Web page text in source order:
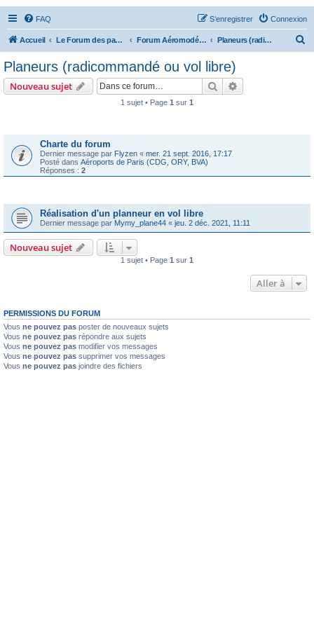
FAQ Connexion
S’enregistrer
Accueil Le Forum des passionnés d'aviation Forum Aéromodélisme Planeurs (radicommandé ou vol libre)
Planeurs (radicommandé ou vol libre)
Nouveau sujet Rechercher
1 sujet • Page 1 sur 1
Charte du forum
Dernier message par Flyzen « mer. 21 sept. 2016, 17:17
Posté dans Aéroports de Paris (CDG, ORY, BVA)
Réponses : 2
Réalisation d'un planneur en vol libre
Dernier message par Mymy_plane44 « jeu. 2 déc. 2021, 11:11
Nouveau sujet
1 sujet • Page 1 sur 1
Aller à
PERMISSIONS DU FORUM
Vous ne pouvez pas poster de nouveaux sujets
Vous ne pouvez pas répondre aux sujets
Vous ne pouvez pas modifier vos messages
Vous ne pouvez pas supprimer vos messages
Vous ne pouvez pas joindre des fichiers